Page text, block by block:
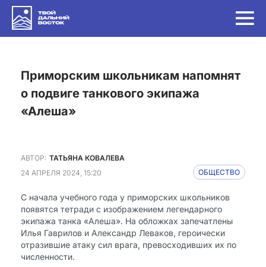
Приморским школьникам напомнят
о подвиге танкового экипажа
«Алеша»
АВТОР: ТАТЬЯНА КОВАЛЕВА
24 АПРЕЛЯ 2024, 15:20
ОБЩЕСТВО
С начала учебного года у приморских школьников
появятся тетради с изображением легендарного
экипажа танка «Алеша». На обложках запечатлены
Илья Гаврилов и Александр Леваков, героически
отразившие атаку сил врага, превосходивших их по
численности.